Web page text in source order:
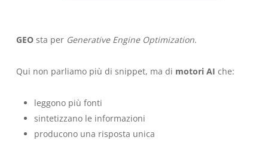
GEOsta per Generative Engine Optimization.
Qui non parliamo più di snippet, ma di motori AI che:
leggono più fonti
sintetizzano le informazioni
producono una risposta unica